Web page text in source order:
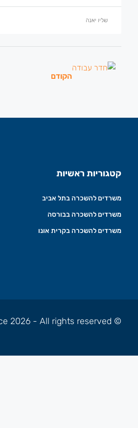
שליו יאנה
הקודם
קטגוריות ראשיות
משרדים להשכרה בתל אביב
משרדים להשכרה בבורסה
משרדים להשכרה בקרית אונו
© Next Place 2026 - All rights reserved